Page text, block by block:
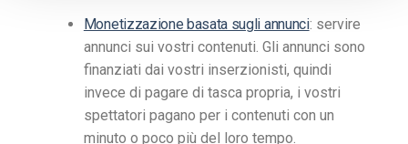
Monetizzazione basata sugli annunci: servire
annunci sui vostri contenuti. Gli annunci sono
finanziati dai vostri inserzionisti, quindi
invece di pagare di tasca propria, i vostri
spettatori pagano per i contenuti con un
minuto o poco più del loro tempo.